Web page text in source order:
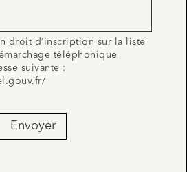
droit d’inscription sur la liste
téléphonique
suivante :
Envoyer